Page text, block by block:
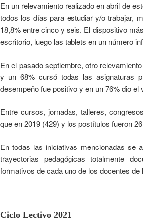
En un relevamiento realizado en abril de
todos los días para estudiar y/o trabajar,
18,8% entre cinco y seis. El dispositivo
escritorio, luego las tablets en un número
En el pasado septiembre, otro
y un 68% cursó todas las asignaturas
desempeño fue positivo y en un 76% dio
Entre cursos, jornadas, talleres,
que en 2019 (429) y los postítulos fueron
En todas las iniciativas mencionadas se
trayectorias pedagógicas totalmente
formativos de cada uno de los docentes de
Ciclo Lectivo 2021